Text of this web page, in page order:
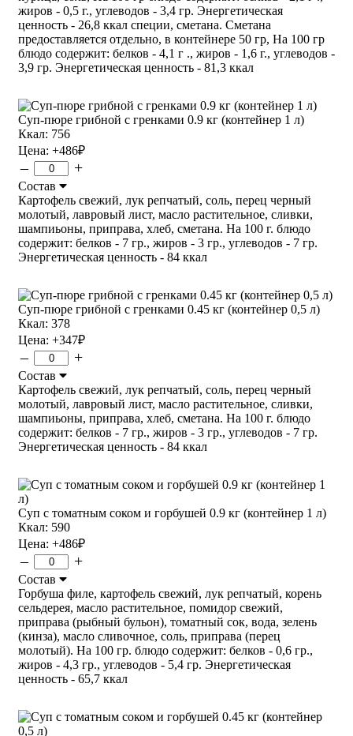
жиров - 0,5 г., углеводов - 3,4 гр. Энергетическая
ценность - 26,8 ккал специи, сметана. Сметана
предоставляется отдельно, в контейнере 50 гр, На 100 гр
блюдо содержит: белков - 4,1 г ., жиров - 1,6 г., углеводов -
3,9 гр. Энергетическая ценность - 81,3 ккал
Суп-пюре грибной с гренками 0.9 кг (контейнер 1 л)
Ккал: 756
Цена: +486₽
– +
Состав
Картофель свежий, лук репчатый, соль, перец черный
молотый, лавровый лист, масло растительное, сливки,
шампиьоны, приправа, хлеб, сметана. На 100 г. блюдо
содержит: белков - 7 гр., жиров - 3 гр., углеводов - 7 гр.
Энергетическая ценность - 84 ккал
Суп-пюре грибной с гренками 0.45 кг (контейнер 0,5 л)
Ккал: 378
Цена: +347₽
– +
Состав
Картофель свежий, лук репчатый, соль, перец черный
молотый, лавровый лист, масло растительное, сливки,
шампиьоны, приправа, хлеб, сметана. На 100 г. блюдо
содержит: белков - 7 гр., жиров - 3 гр., углеводов - 7 гр.
Энергетическая ценность - 84 ккал
Суп с томатным соком и горбушей 0.9 кг (контейнер 1 л)
Ккал: 590
Цена: +486₽
– +
Состав
Горбуша филе, картофель свежий, лук репчатый, корень
сельдерея, масло растительное, помидор свежий,
приправа (рыбный бульон), томатный сок, вода, зелень
(кинза), масло сливочное, соль, приправа (перец
молотый). На 100 гр. блюдо содержит: белков - 0,6 гр.,
жиров - 4,3 гр., углеводов - 5,4 гр. Энергетическая
ценность - 65,7 ккал